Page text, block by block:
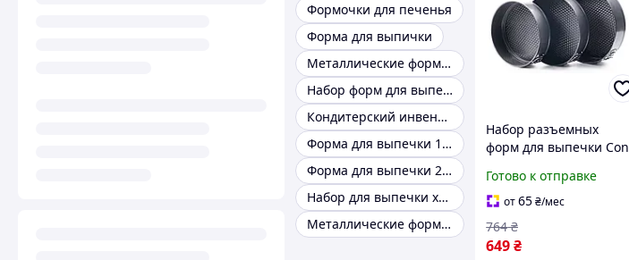
Формочки для печенья
Форма для выпички
Металлические формы для выпечки кексов
Набор форм для выпечки
Кондитерский инвентарь
Форма для выпечки 16 см
Форма для выпечки 24 см
Набор для выпечки хлеба
Металлические формы для выпечки
Набор разъемных
форм для выпечки Con
съемным дном и
антипригарным
покрытием
Готово к отправке
от65₴/мес
649₴
764 ₴